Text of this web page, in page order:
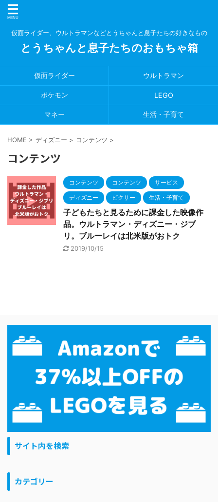
仮面ライダー、ウルトラマンなどとうちゃんと息子たちの好きなもの
とうちゃんと息子たちのおもちゃ箱
仮面ライダー ウルトラマン
ポケモン LEGO
マネー 生活・子育て
HOME > ディズニー > コンテンツ >
コンテンツ
コンテンツ コンテンツ サービス
ディズニー ピクサー 生活・子育て
子どもたちと見るために課金した映像作
品。ウルトラマン・ディズニー・ジブ
リ。ブルーレイは北米版がおトク
2019/10/15
サイト内を検索
カテゴリー